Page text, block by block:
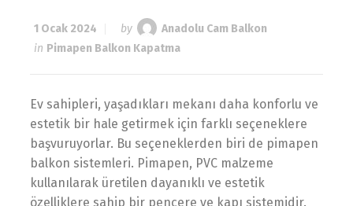
1 Ocak 2024 by
Anadolu Cam Balkon
in Pimapen Balkon Kapatma
Ev sahipleri, yaşadıkları mekanı daha konforlu ve
estetik bir hale getirmek için farklı seçeneklere
başvuruyorlar. Bu seçeneklerden biri de pimapen
balkon sistemleri. Pimapen, PVC malzeme
kullanılarak üretilen dayanıklı ve estetik
özelliklere sahip bir pencere ve kapı sistemidir.